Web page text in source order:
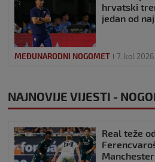
hrvatski
jedan od
MEĐUNARODNI NOGOMET 7. kol 2026
NAJNOVIJE VIJESTI -
Real teže